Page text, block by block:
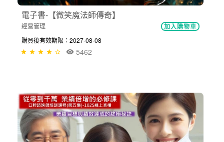
電子書-【微笑魔法師傳奇】
經營管理 加入購物車
購買後有效期限：2027-08-08
5462